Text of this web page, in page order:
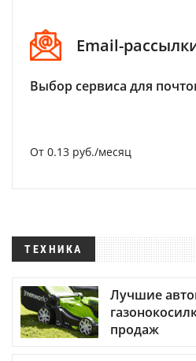
Email-
Выбор сервиса для
От 0.13 руб./месяц
ТЕХНИКА
Лучшие
продаж